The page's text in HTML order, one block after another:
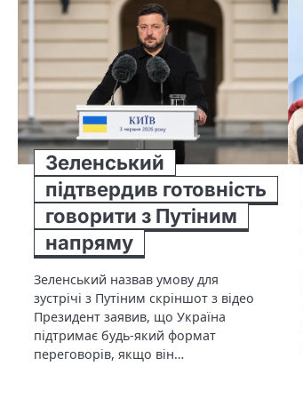
Зеленський
підтвердив готовність
говорити з Путіним
напряму
Зеленський назвав умову для
зустрічі з Путіним скріншот з відео
Президент заявив, що Україна
підтримає будь-який формат
переговорів, якщо він…